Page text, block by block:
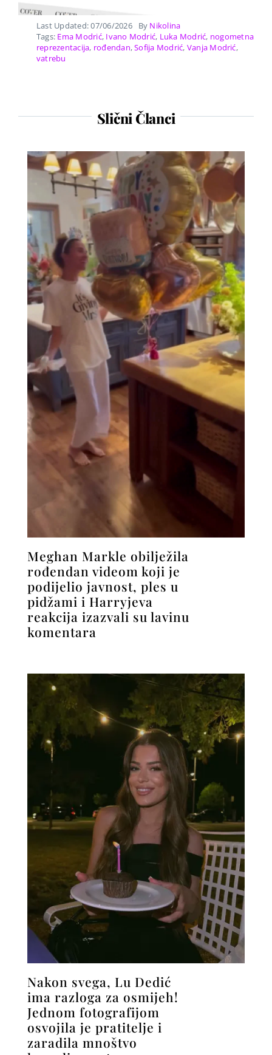
Last Updated: 07/06/2026 By Nikolina
Tags: Ema Modrić, Ivano Modrić, Luka Modrić, nogometna
reprezentacija, rođendan,Sofija Modrić, Vanja Modrić,
vatrebu
Slični Članci
Meghan Markle obilježila
rođendan videom koji je
podijelio javnost, ples u
pidžami i Harryjeva
reakcija izazvali su lavinu
komentara
Nakon svega, Lu Dedić
ima razloga za osmijeh!
Jednom fotografijom
osvojila je pratitelje i
zaradila mnoštvo